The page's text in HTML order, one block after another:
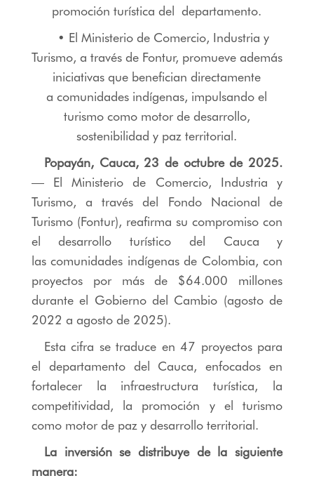
promoción turística del departamento.
• El Ministerio de Comercio, Industria y
Turismo, a través de Fontur, promueve además
iniciativas que benefician directamente
a comunidades indígenas, impulsando el
turismo como motor de desarrollo,
sostenibilidad y paz territorial.
Popayán, Cauca, 23 de octubre de 2025.
— El Ministerio de Comercio, Industria y
Turismo, a través del Fondo Nacional de
Turismo (Fontur), reafirma su compromiso con
el desarrollo turístico del Cauca y
las comunidades indígenas de Colombia, con
proyectos por más de $64.000 millones
durante el Gobierno del Cambio (agosto de
2022 a agosto de 2025).
Esta cifra se traduce en 47 proyectos para
el departamento del Cauca, enfocados en
fortalecer la infraestructura turística, la
competitividad, la promoción y el turismo
como motor de paz y desarrollo territorial.
La inversión se distribuye de la siguiente
manera: